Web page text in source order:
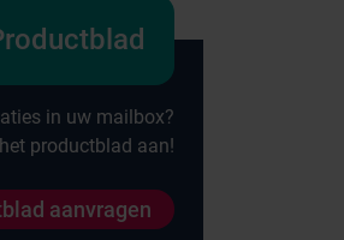
in uw mailbox?
productblad aan!
aanvragen